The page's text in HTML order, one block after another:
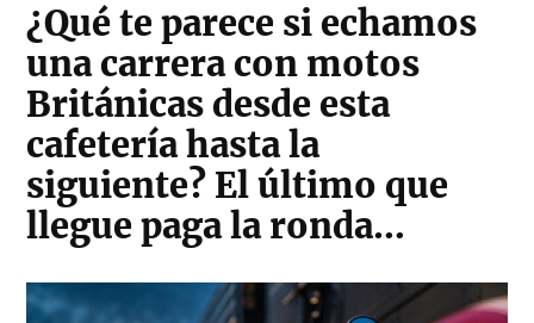
¿Qué te parece si echamos
una carrera con motos
Británicas desde esta
cafetería hasta la
siguiente? El último que
llegue paga la ronda…